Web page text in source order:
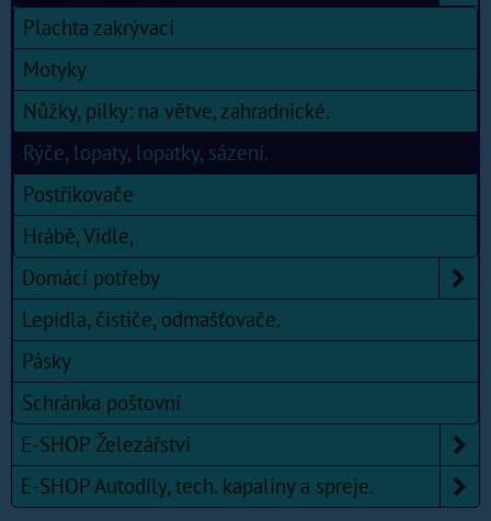
Plachta zakrývací
Motyky
Nůžky, pilky: na větve, zahradnické.
Rýče, lopaty, lopatky, sázení.
Postřikovače
Hrábě, Vidle,
Domácí potřeby
Lepidla, čističe, odmašťovače.
Pásky
Schránka poštovní
E-SHOP Železářství
E-SHOP Autodíly, tech. kapaliny a spreje.